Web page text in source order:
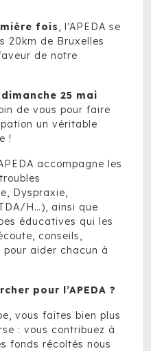
fois
, l’APEDA se
20km de Bruxelles
de notre
dimanche 25 mai
de vous pour faire
un véritable
!
accompagne les
Dyspraxie,
H…), ainsi que
éducatives qui les
conseils,
aider chacun à
pour l’APEDA ?
vous faites bien plus
: vous contribuez à
fonds récoltés nous